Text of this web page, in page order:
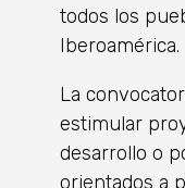
todos los
Iberoamérica.
La
estimular
desarrollo o
orientados a